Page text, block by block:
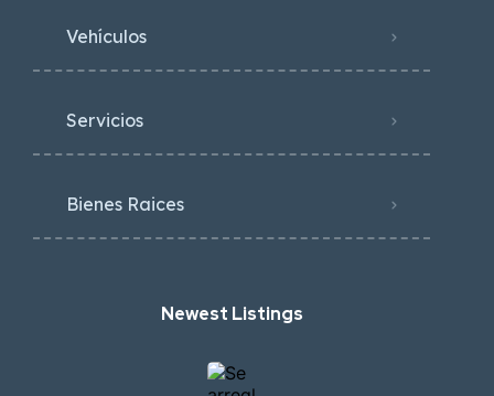
Vehículos
Servicios
Bienes Raices
Newest Listings​